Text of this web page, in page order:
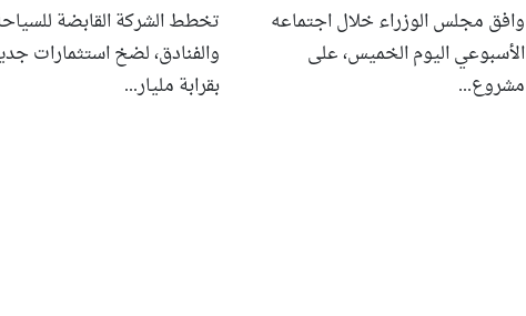
وافق مجلس الوزراء خلال اجتماعه
الأسبوعي اليوم الخميس، على
مشروع...
تخطط الشركة القابضة
والفنادق، لضخ استثمارات
بقرابة مليار...